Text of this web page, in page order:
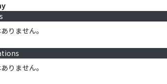
りません。
りません。